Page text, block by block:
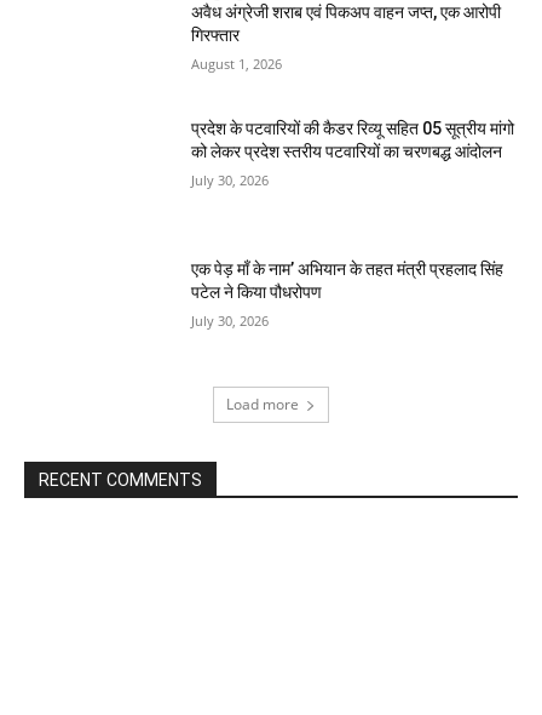
अवैध अंग्रेजी शराब एवं पिकअप वाहन जप्त, एक आरोपी
गिरफ्तार
August 1, 2026
प्रदेश के पटवारियों की कैडर रिव्यू सहित 05 सूत्रीय मांगो
को लेकर प्रदेश स्तरीय पटवारियों का चरणबद्ध आंदोलन
July 30, 2026
एक पेड़ माँ के नाम’ अभियान के तहत मंत्री प्रहलाद सिंह
पटेल ने किया पौधरोपण
July 30, 2026
Load more
RECENT COMMENTS